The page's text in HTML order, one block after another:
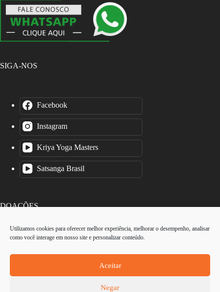
Utilizamos cookies para oferecer melhor experiência, melhorar o desempenho, analisar
como você interage em nosso site e personalizar conteúdo.
Aceitar
Negar
SIGA-NOS
Facebook
Instagram
Kriya Yoga Masters
Satsanga Brasil
DOAÇÕES
O Instituto Kriya Yoga é uma organização sem fins lucrativos.